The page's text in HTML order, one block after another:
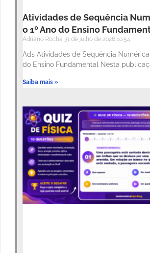
Atividades de Sequência
o 1º Ano do Ensino
Adriano Rocha 31 de julho de 2026 10:54
Ads Atividades de Sequência Numérica
do Ensino Fundamental Nesta
Saiba mais »